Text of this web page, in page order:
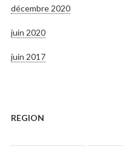
décembre 2020
juin 2020
juin 2017
REGION